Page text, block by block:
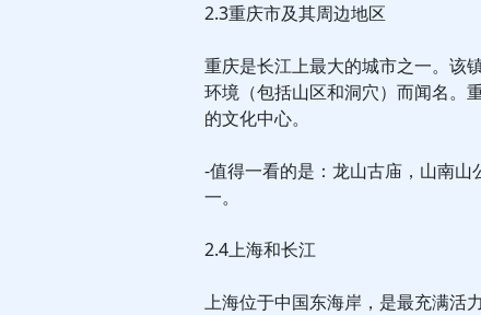
2.3重庆市及其周边地区
重庆是长江上最大的城市之一。该
环境（包括山区和洞穴）而闻名。
的文化中心。
-值得一看的是：龙山古庙，山南
一。
2.4上海和长江
上海位于中国东海岸，是最充满活